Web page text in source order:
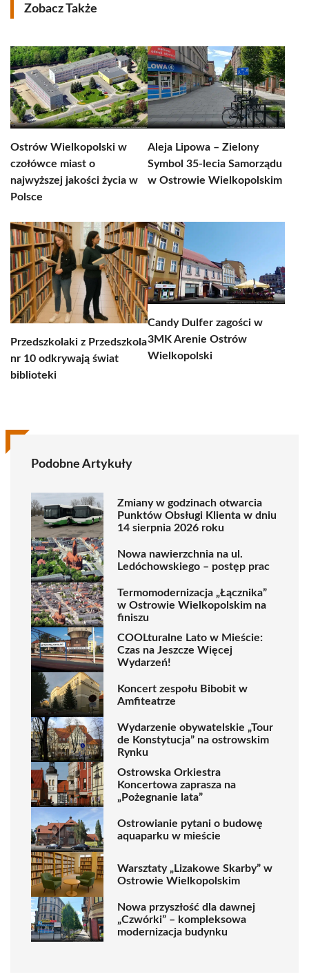
Zobacz Także
Ostrów Wielkopolski w
czołówce miast o
najwyższej jakości życia w
Polsce
Aleja Lipowa – Zielony
Symbol 35-lecia Samorządu
w Ostrowie Wielkopolskim
Przedszkolaki z Przedszkola
nr 10 odkrywają świat
biblioteki
Candy Dulfer zagości w
3MK Arenie Ostrów
Wielkopolski
Podobne Artykuły
Zmiany w godzinach otwarcia
Punktów Obsługi Klienta w dniu
14 sierpnia 2026 roku
Nowa nawierzchnia na ul.
Ledóchowskiego – postęp prac
Termomodernizacja „Łącznika”
w Ostrowie Wielkopolskim na
finiszu
COOLturalne Lato w Mieście:
Czas na Jeszcze Więcej
Wydarzeń!
Koncert zespołu Bibobit w
Amfiteatrze
Wydarzenie obywatelskie „Tour
de Konstytucja” na ostrowskim
Rynku
Ostrowska Orkiestra
Koncertowa zaprasza na
„Pożegnanie lata”
Ostrowianie pytani o budowę
aquaparku w mieście
Warsztaty „Lizakowe Skarby” w
Ostrowie Wielkopolskim
Nowa przyszłość dla dawnej
„Czwórki” – kompleksowa
modernizacja budynku